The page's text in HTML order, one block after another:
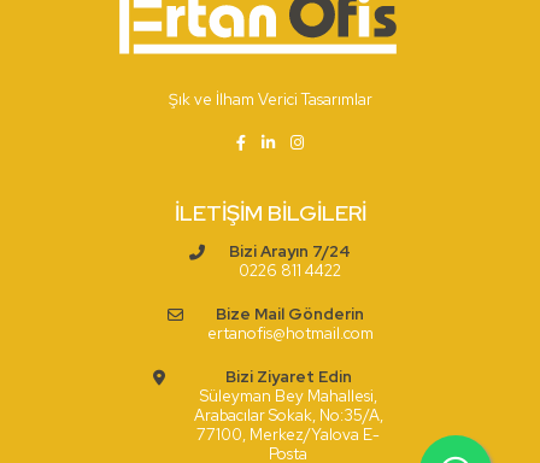
Şık ve İlham Verici Tasarımlar
İLETIŞIM BİLGILERI
Bizi Arayın 7/24
0226 811 4422
Bize Mail Gönderin
ertanofis@hotmail.com
Bizi Ziyaret Edin
Süleyman Bey Mahallesi,
Arabacılar Sokak, No:35/A,
77100, Merkez/Yalova E-
Posta